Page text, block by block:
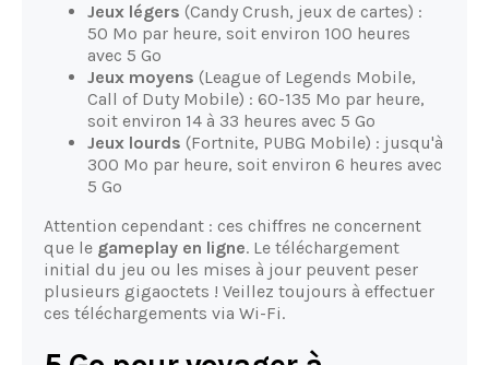
Jeux légers (Candy Crush, jeux de cartes) :
50 Mo par heure, soit environ 100 heures
avec 5 Go
Jeux moyens (League of Legends Mobile,
Call of Duty Mobile) : 60-135 Mo par heure,
soit environ 14 à 33 heures avec 5 Go
Jeux lourds (Fortnite, PUBG Mobile) : jusqu'à
300 Mo par heure, soit environ 6 heures avec
5 Go
Attention cependant : ces chiffres ne concernent
que le gameplay en ligne. Le téléchargement
initial du jeu ou les mises à jour peuvent peser
plusieurs gigaoctets ! Veillez toujours à effectuer
ces téléchargements via Wi-Fi.